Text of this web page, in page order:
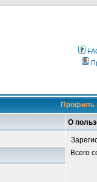
Профиль
О
Всего